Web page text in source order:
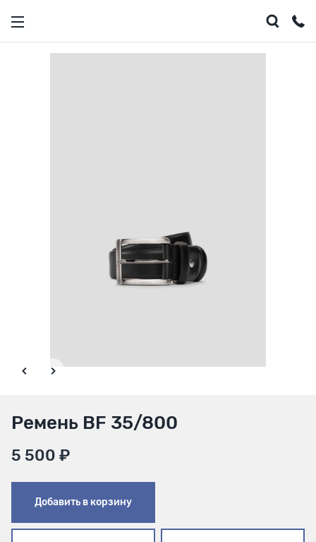
Ремень BF 35/800
5 500 ₽
Добавить в корзину